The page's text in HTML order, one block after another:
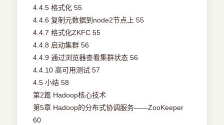
4.4.5 格式化 55
4.4.6 复制元数据到node2节点上 55
4.4.7 格式化ZKFC 55
4.4.8 启动集群 56
4.4.9 通过浏览器查看集群状态 56
4.4.10 高可用测试 57
4.5 小结 58
第2篇 Hadoop核心技术
第5章 Hadoop的分布式协调服务——ZooKeeper
60